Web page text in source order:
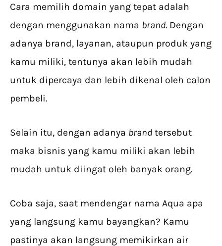
Cara memilih domain yang tepat adalah
dengan menggunakan nama brand. Dengan
adanya brand, layanan, ataupun produk yang
kamu miliki, tentunya akan lebih mudah
untuk dipercaya dan lebih dikenal oleh calon
pembeli.
Selain itu, dengan adanya brand tersebut
maka bisnis yang kamu miliki akan lebih
mudah untuk diingat oleh banyak orang.
Coba saja, saat mendengar nama Aqua apa
yang langsung kamu bayangkan? Kamu
pastinya akan langsung memikirkan air